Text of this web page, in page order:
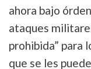
ahora bajo
ataques
prohibida” para
que se les